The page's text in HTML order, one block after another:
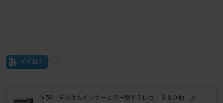
イイね！
Ｖ58 デジタルインナーミラー型ドラレコ ＢＳＤ他 メ